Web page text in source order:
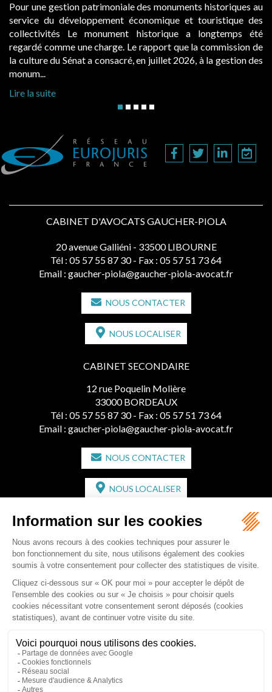
monuments historiques au
et touristique des
a longtemps été
que la commission de
juillet 2026, à la gestion des
Evocatrices des bains de mer,
également un beau sujet
public, elles donnent lieu au
d’occupation. Saisies par des
CABINET D'AVOCATS GAUCHER-PIOLA
20 avenue Galliéni - 33500 LIBOURNE
Tél : 05 57 55 87 30 - Fax : 05 57 51 73 64
Email : gaucher-piola@gaucher-piola-avocat.fr
NOUS CONTACTER
NOUS LOCALISER
CABINET SECONDAIRE
12 rue Poquelin Molière
33000 BORDEAUX
Tél : 05 57 55 87 30 - Fax : 05 57 51 73 64
Email : gaucher-piola@gaucher-piola-avocat.fr
NOUS CONTACTER
NOUS LOCALISER
CABINET SECONDAIRE
2 bis Avenue de l'Europe
33350 ST MAGNE-DE-CASTILLON
Tél :05 57 55 87 30 - Fax : 05 57 51 73 64
Email :gaucher-piola@gaucher-piola-avocat.fr
NOUS CONTACTER
NOUS LOCALISER